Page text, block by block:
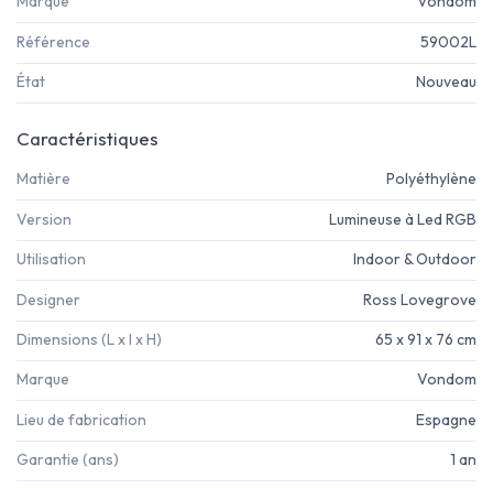
Référence 59002L
État Nouveau
Caractéristiques
Matière Polyéthylène
Version Lumineuse à Led RGB
Utilisation Indoor & Outdoor
Designer Ross Lovegrove
Dimensions (L x l x H) 65 x 91 x 76 cm
Marque Vondom
Lieu de fabrication Espagne
Garantie (ans) 1 an